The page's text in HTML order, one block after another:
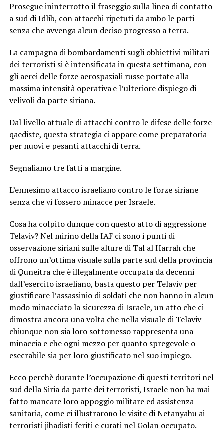
Prosegue ininterrotto il fraseggio sulla linea di contatto
a sud di Idlib, con attacchi ripetuti da ambo le parti
senza che avvenga alcun deciso progresso a terra.
La campagna di bombardamenti sugli obbiettivi militari
dei terroristi si è intensificata in questa settimana, con
gli aerei delle forze aerospaziali russe portate alla
massima intensità operativa e l’ulteriore dispiego di
velivoli da parte siriana.
Dal livello attuale di attacchi contro le difese delle forze
qaediste, questa strategia ci appare come preparatoria
per nuovi e pesanti attacchi di terra.
Segnaliamo tre fatti a margine.
L’ennesimo attacco israeliano contro le forze siriane
senza che vi fossero minacce per Israele.
Cosa ha colpito dunque con questo atto di aggressione
Telaviv? Nel mirino della IAF ci sono i punti di
osservazione siriani sulle alture di Tal al Harrah che
offrono un’ottima visuale sulla parte sud della provincia
di Quneitra che è illegalmente occupata da decenni
dall’esercito israeliano, basta questo per Telaviv per
giustificare l’assassinio di soldati che non hanno in alcun
modo minacciato la sicurezza di Israele, un atto che ci
dimostra ancora una volta che nella visuale di Telaviv
chiunque non sia loro sottomesso rappresenta una
minaccia e che ogni mezzo per quanto spregevole o
esecrabile sia per loro giustificato nel suo impiego.
Ecco perchè durante l’occupazione di questi territori nel
sud della Siria da parte dei terroristi, Israele non ha mai
fatto mancare loro appoggio militare ed assistenza
sanitaria, come ci illustrarono le visite di Netanyahu ai
terroristi jihadisti feriti e curati nel Golan occupato.